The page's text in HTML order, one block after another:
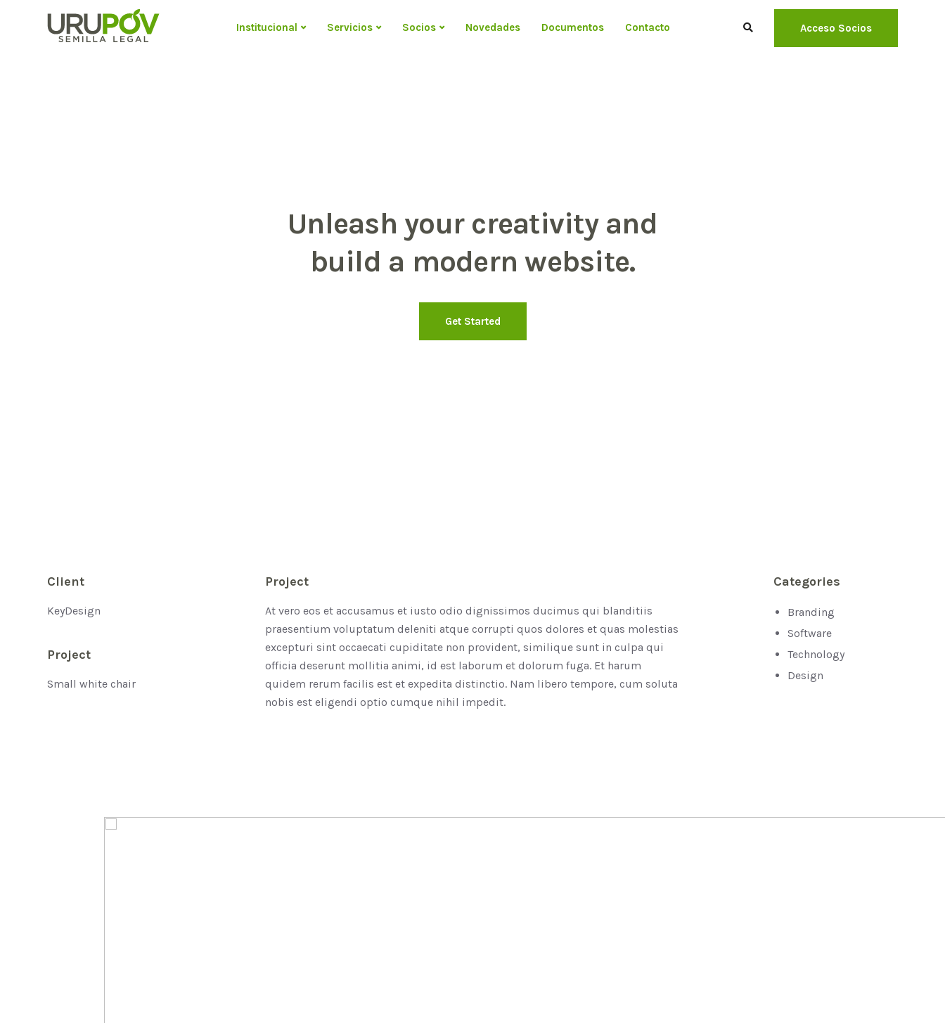
Institucional Servicios Socios Novedades Documentos Contacto Acceso Socios
Unleash your creativity and
build a modern website.
Get Started
Client
KeyDesign
Project
Small white chair
Project
At vero eos et accusamus et iusto odio dignissimos ducimus qui blanditiis
praesentium voluptatum deleniti atque corrupti quos dolores et quas molestias
excepturi sint occaecati cupiditate non provident, similique sunt in culpa qui
officia deserunt mollitia animi, id est laborum et dolorum fuga. Et harum
quidem rerum facilis est et expedita distinctio. Nam libero tempore, cum soluta
nobis est eligendi optio cumque nihil impedit.
Categories
Branding
Software
Technology
Design